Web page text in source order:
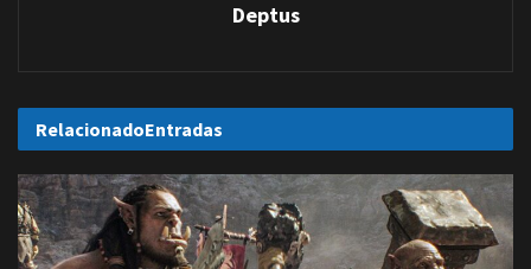
Deptus
RelacionadoEntradas